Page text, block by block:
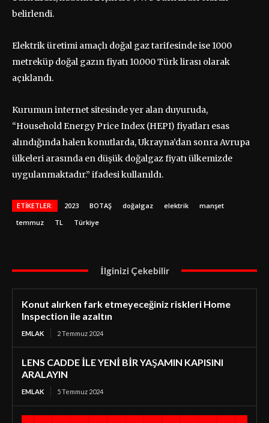
belirlendi.
Elektrik üretimi amaçlı doğal gaz tarifesinde ise 1000
metreküp doğal gazın fiyatı 10.000 Türk lirası olarak
açıklandı.
Kurumun internet sitesinde yer alan duyuruda,
“Household Energy Price Index (HEPI) fiyatları esas
alındığında halen konutlarda, Ukrayna’dan sonra Avrupa
ülkeleri arasında en düşük doğalgaz fiyatı ülkemizde
uygulanmaktadır.” ifadesi kullanıldı.
ETIKETLER: 2023 BOTAŞ doğalgaz elektrik
manşet
temmuz
TL Türkiye
İlginizi Çekebilir
Konut alırken fark etmeyeceğiniz riskleri Home
Inspection ile azaltın
EMLAK 2 Temmuz 2024
LENS CADDE İLE YENİ BİR YAŞAMIN KAPISINI
ARALAYIN
EMLAK 5 Temmuz 2024